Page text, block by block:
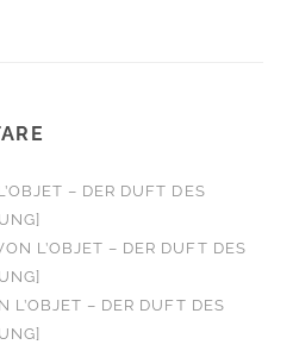
– DER DUFT DES
L’OBJET – DER DUFT DES
L’OBJET – DER DUFT DES